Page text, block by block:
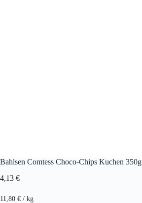
Bahlsen Comtess Choco-Chips Kuchen 350g
4,13 €
11,80 € / kg